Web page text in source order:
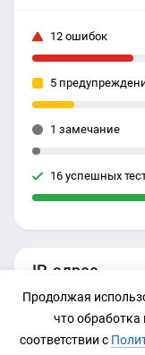
IP-адрес
12 ошибок
5
1 замечание
16 успешных
Продолжая
что
соответствии с